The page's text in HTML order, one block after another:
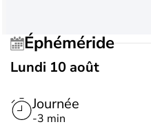
Éphéméride
Lundi 10 août
Journée
-3 min